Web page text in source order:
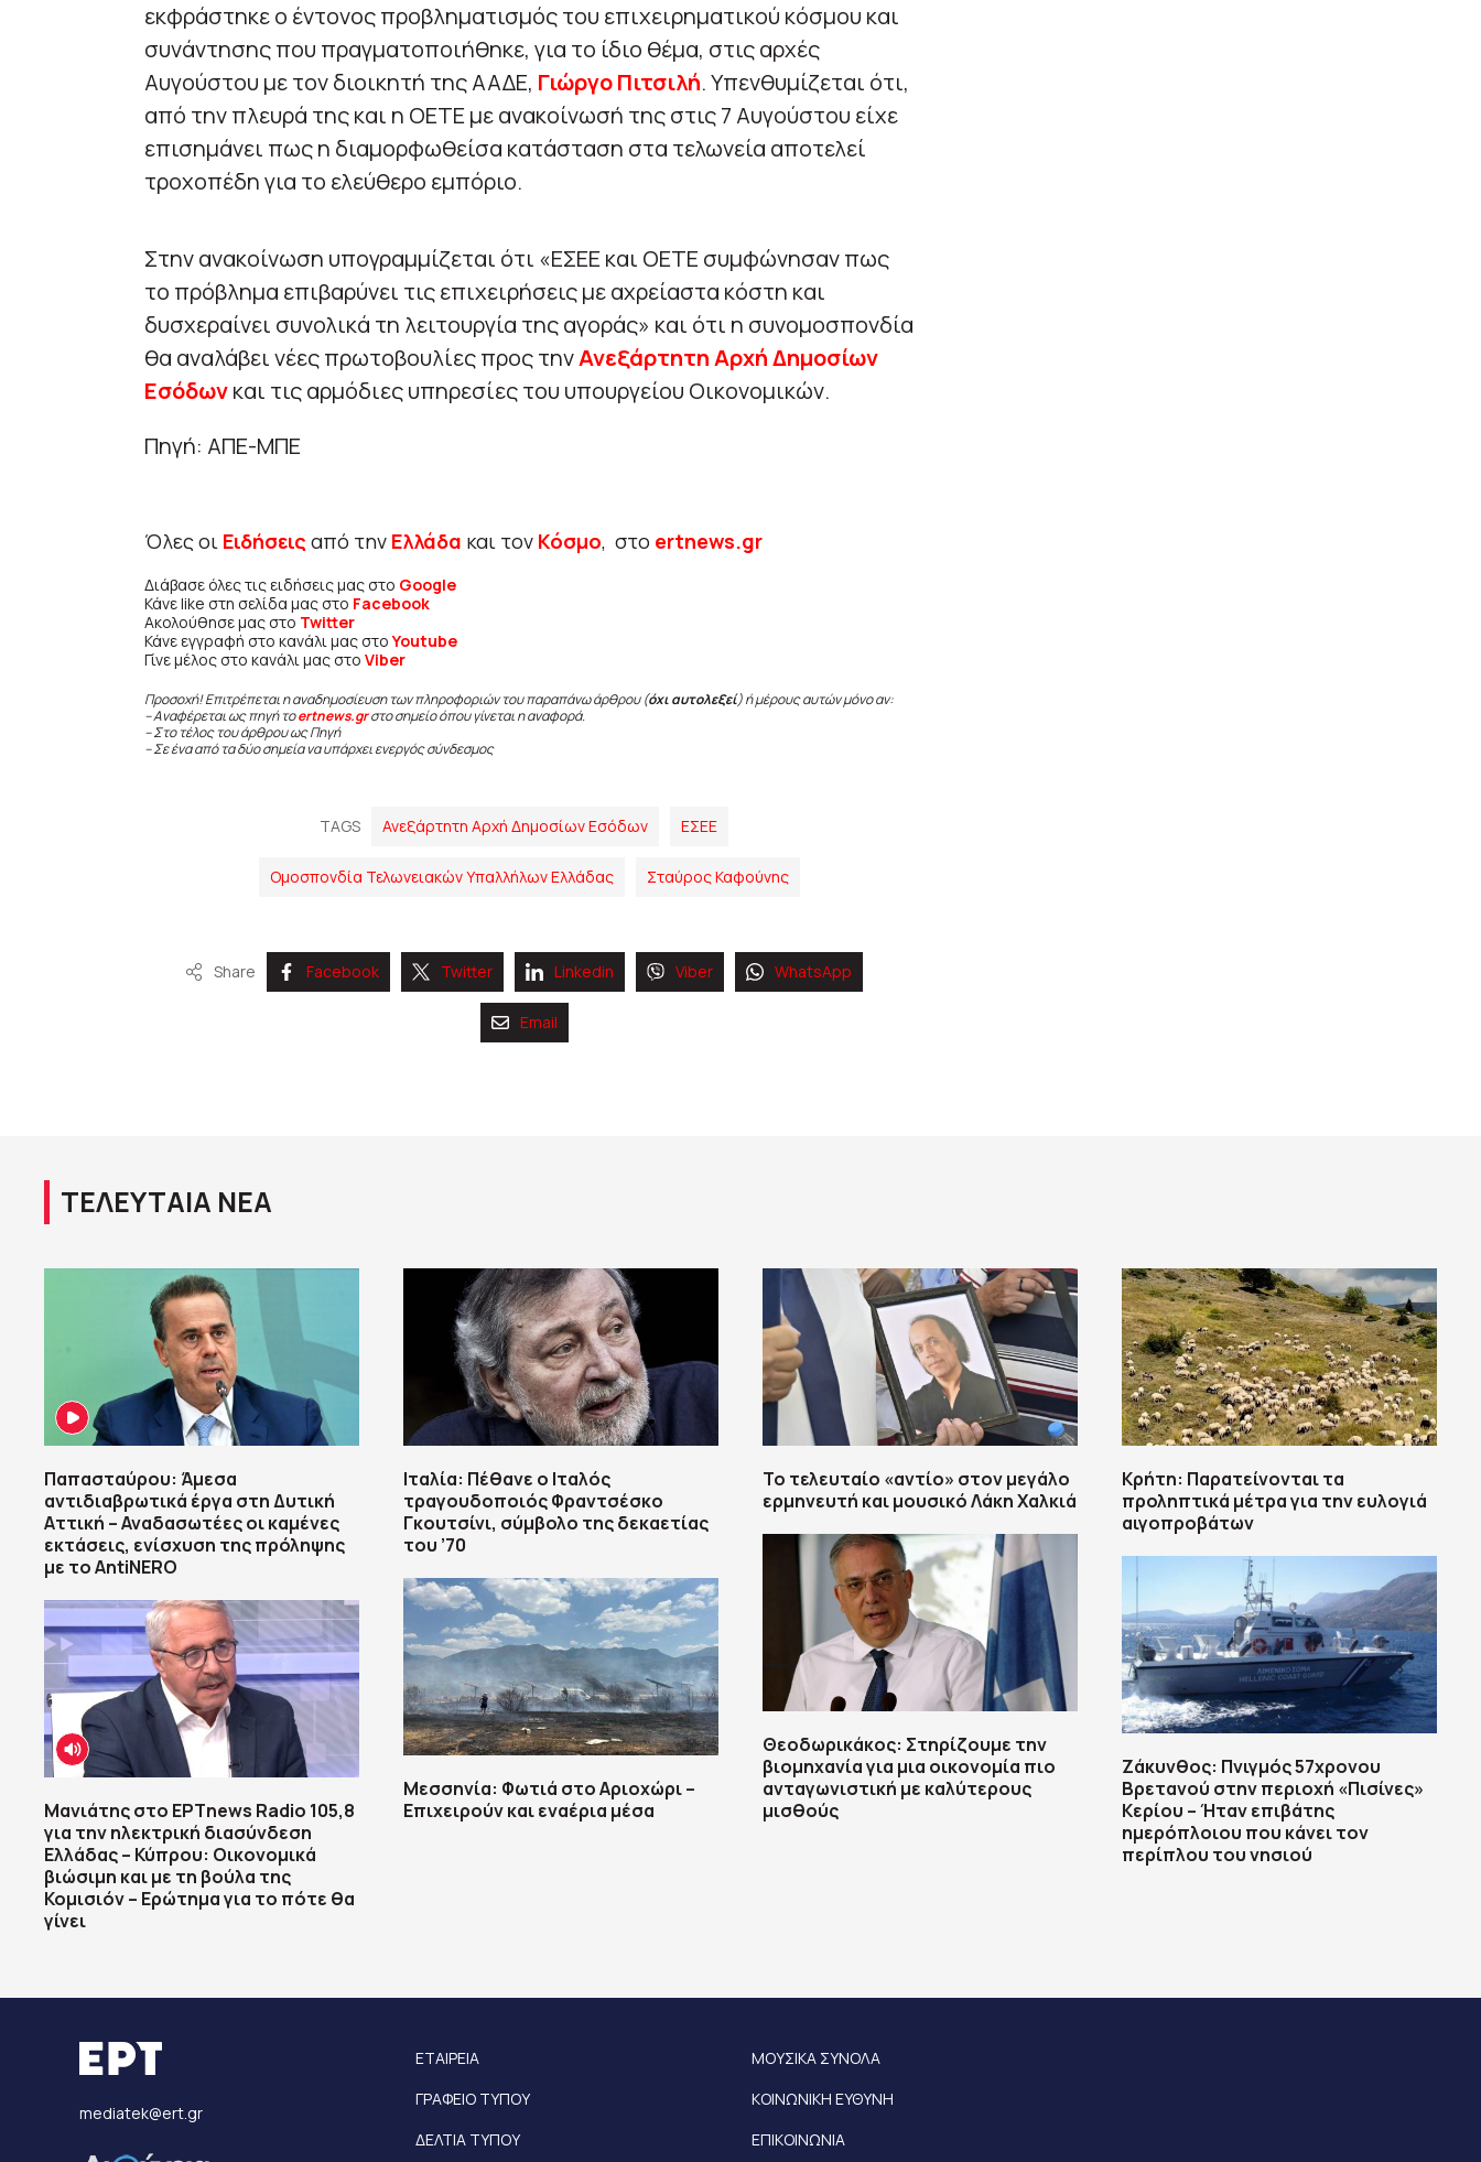
εκφράστηκε ο έντονος προβληματισμός του επιχειρηματικού κόσμου και
συνάντησης που πραγματοποιήθηκε, για το ίδιο θέμα, στις αρχές
Αυγούστου με τον διοικητή της ΑΑΔΕ, Γιώργο Πιτσιλή. Υπενθυμίζεται ότι,
από την πλευρά της και η ΟΕΤΕ με ανακοίνωσή της στις 7 Αυγούστου είχε
επισημάνει πως η διαμορφωθείσα κατάσταση στα τελωνεία αποτελεί
τροχοπέδη για το ελεύθερο εμπόριο.
Στην ανακοίνωση υπογραμμίζεται ότι «ΕΣΕΕ και ΟΕΤΕ συμφώνησαν πως
το πρόβλημα επιβαρύνει τις επιχειρήσεις με αχρείαστα κόστη και
δυσχεραίνει συνολικά τη λειτουργία της αγοράς» και ότι η συνομοσπονδία
θα αναλάβει νέες πρωτοβουλίες προς τηνΑνεξάρτητη Αρχή Δημοσίων
Εσόδων και τις αρμόδιες υπηρεσίες του υπουργείου Οικονομικών.
Πηγή: ΑΠΕ-ΜΠΕ
Όλες οι Ειδήσεις από την Ελλάδα και τον Κόσμο, στο ertnews.gr
Διάβασε όλες τις ειδήσεις μας στο Google
Κάνε like στη σελίδα μας στο Facebook
Ακολούθησε μας στο Twitter
Κάνε εγγραφή στο κανάλι μας στοYoutube
Γίνε μέλος στο κανάλι μας στο Viber
Προσοχή! Επιτρέπεται η αναδημοσίευση των πληροφοριών του παραπάνω άρθρου (όχι αυτολεξεί) ή μέρους αυτών μόνο αν:
– Αναφέρεται ως πηγή τοertnews.gr στο σημείο όπου γίνεται η αναφορά.
– Στο τέλος του άρθρου ως Πηγή
– Σε ένα από τα δύο σημεία να υπάρχει ενεργός σύνδεσμος
TAGS Ανεξάρτητη Αρχή Δημοσίων Εσόδων ΕΣΕΕ
Ομοσπονδία Τελωνειακών Υπαλλήλων Ελλάδας Σταύρος Καφούνης
Share Facebook Twitter Linkedin Viber WhatsApp
Email
ΤΕΛΕΥΤΑΙΑ ΝΕΑ
Παπασταύρου: Άμεσα
αντιδιαβρωτικά έργα στη Δυτική
Αττική – Αναδασωτέες οι καμένες
εκτάσεις, ενίσχυση της πρόληψης
με το AntiNERO
Μανιάτης στο ΕΡΤnews Radio 105,8
για την ηλεκτρική διασύνδεση
Ελλάδας – Κύπρου: Οικονομικά
βιώσιμη και με τη βούλα της
Κομισιόν – Ερώτημα για το πότε θα
γίνει
Ιταλία: Πέθανε ο Ιταλός
τραγουδοποιός Φραντσέσκο
Γκουτσίνι, σύμβολο της δεκαετίας
του ’70
Μεσσηνία: Φωτιά στο Αριοχώρι –
Επιχειρούν και εναέρια μέσα
Το τελευταίο «αντίο» στον μεγάλο
ερμηνευτή και μουσικό Λάκη Χαλκιά
Θεοδωρικάκος: Στηρίζουμε την
βιομηχανία για μια οικονομία πιο
ανταγωνιστική με καλύτερους
μισθούς
Κρήτη: Παρατείνονται τα
προληπτικά μέτρα για την ευλογιά
αιγοπροβάτων
Ζάκυνθος: Πνιγμός 57χρονου
Βρετανού στην περιοχή «Πισίνες»
Κερίου – Ήταν επιβάτης
ημερόπλοιου που κάνει τον
περίπλου του νησιού
mediatek@ert.gr
ΕΤΑΙΡΕΙΑ
ΓΡΑΦΕΙΟ ΤΥΠΟΥ
ΔΕΛΤΙΑ ΤΥΠΟΥ
ΜΟΥΣΙΚΑ ΣΥΝΟΛΑ
ΚΟΙΝΩΝΙΚΗ ΕΥΘΥΝΗ
ΕΠΙΚΟΙΝΩΝΙΑ